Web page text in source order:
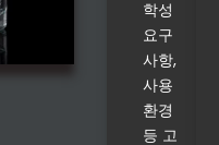
학성
요구
사항,
사용
환경
등 고